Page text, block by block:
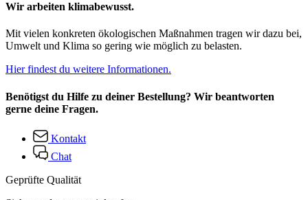
Wir arbeiten klimabewusst.
Mit vielen konkreten ökologischen Maßnahmen tragen wir dazu bei,
Umwelt und Klima so gering wie möglich zu belasten.
Hier findest du weitere Informationen.
Benötigst du Hilfe zu deiner Bestellung? Wir beantworten
gerne deine Fragen.
Kontakt
Chat
Geprüfte Qualität